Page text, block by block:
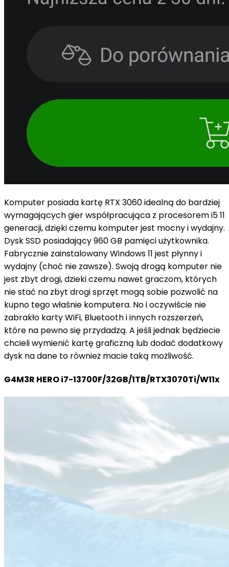
Komputer posiada kartę RTX 3060 idealną do bardziej
wymagających gier współpracująca z procesorem i5 11
generacji, dzięki czemu komputer jest mocny i wydajny.
Dysk SSD posiadający 960 GB pamięci użytkownika.
Fabrycznie zainstalowany Windows 11 jest płynny i
wydajny (choć nie zawsze). Swoją drogą komputer nie
jest zbyt drogi, dzieki czemu nawet graczom, których
nie stać na zbyt drogi sprzęt mogą sobie pozwolić na
kupno tego właśnie komputera. No i oczywiście nie
zabrakło karty WiFi, Bluetooth i innych rozszerzeń,
które na pewno się przydadzą. A jeśli jednak będziecie
chcieli wymienić kartę graficzną lub dodać dodatkowy
dysk na dane to również macie taką możliwość.
G4M3R HERO i7-13700F/32GB/1TB/RTX3070Ti/W11x